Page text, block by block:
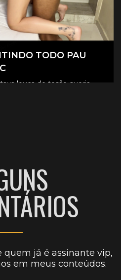
TODO PAU
louca de tesão queria
quem já é assinante vip,
em meus conteúdos.